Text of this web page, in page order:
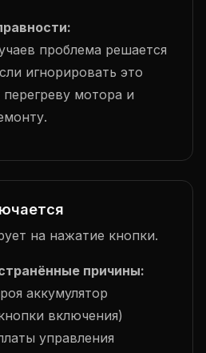
проблема решается
игнорировать это
мотора и
на нажатие кнопки.
причины:
аккумулятор
включения)
управления